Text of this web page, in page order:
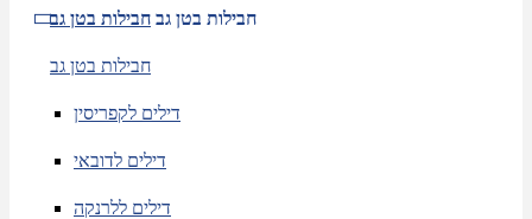
חבילות בטן גב חבילות בטן גב
חבילות בטן גב
דילים לקפריסין
דילים לדובאי
דילים ללרנקה